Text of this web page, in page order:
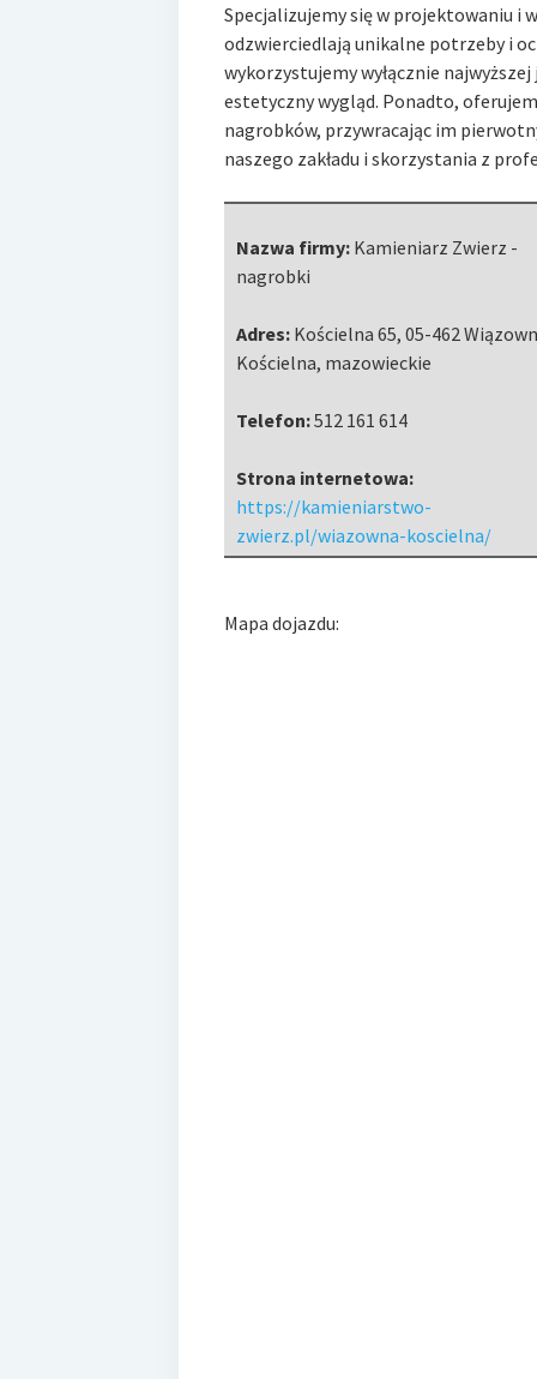
Specjalizujemysię w projektowaniu i
odzwierciedlają unikalne potrzeby i
wykorzystujemy wyłącznie
estetyczny wygląd. Ponadto,
nagrobków, przywracając im
naszego zakładu i skorzystania z
Nazwa firmy: Kamieniarz Zwierz -
nagrobki
Adres: Kościelna 65, 05-462
Kościelna, mazowieckie
Telefon:512 161 614
Strona internetowa:
https://kamieniarstwo-
zwierz.pl/wiazowna-koscielna/
Mapa dojazdu: